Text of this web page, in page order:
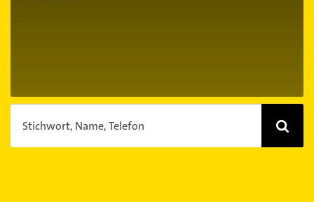
Stichwort, Name, Telefon